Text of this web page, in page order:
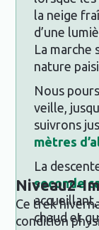
la neige
d’une
La marche
nature
Nous
veille,
suivrons
mètres
La
seconde
chaud et
Niveau2-
Ce trek
condition